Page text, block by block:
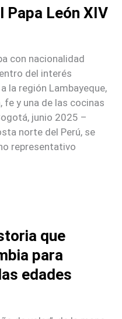
Papa León XIV
con nacionalidad
del interés
la región Lambayeque,
fe y una de las cocinas
junio 2025 –
norte del Perú, se
representativo
que
para
edades